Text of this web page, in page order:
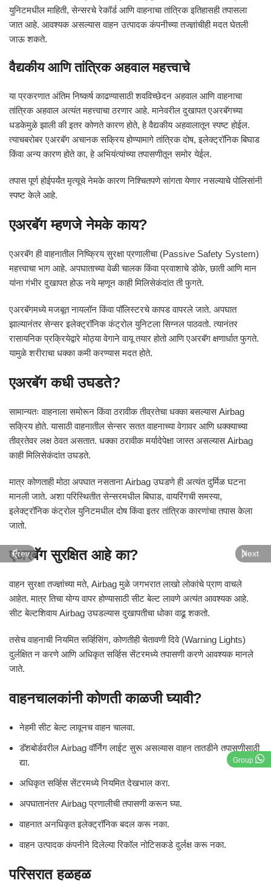
Group
युनिटमधील माहिती, सेन्सरचे रेकॉर्ड आणि वाहनाचा तांत्रिक इतिहासही तपासला
जात आहे. आवश्यक असल्यास वाहन उत्पादक कंपनीच्या तज्ज्ञांचीही मदत घेतली
जाऊ शकते.
वैद्यकीय आणि तांत्रिक अहवाल महत्त्वाचे
या प्रकरणात अंतिम निष्कर्ष काढण्यासाठी शवविच्छेदन अहवाल आणि वाहनाचा
तांत्रिक अहवाल अत्यंत महत्त्वाचा ठरणार आहे. मानेवरील दुखापत एअरबॅगच्या
धडकेमुळे झाली की इतर कोणते कारण होते, हे वैद्यकीय अहवालातून स्पष्ट होईल.
त्याचबरोबर एअरबॅग अचानक सक्रिय होण्यामागे तांत्रिक दोष, इलेक्ट्रॉनिक बिघाड
किंवा अन्य कारण होते का, हे अभियंत्यांच्या तपासणीतून समोर येईल.
तपास पूर्ण होईपर्यंत मृत्यूचे नेमके कारण निश्चितपणे सांगता येणार नसल्याचे पोलिसांनी
स्पष्ट केले आहे.
एअरबॅग म्हणजे नेमके काय?
एअरबॅग ही वाहनातील निष्क्रिय सुरक्षा प्रणालीचा (Passive Safety System)
महत्त्वाचा भाग आहे. अपघाताच्या वेळी चालक किंवा प्रवाशाचे डोके, छाती आणि मान
यांना गंभीर दुखापत होऊ नये म्हणून काही मिलिसेकंदांत ती फुगते.
एअरबॅगमध्ये मजबूत नायलॉन किंवा पॉलिस्टरचे कापड वापरले जाते. अपघात
झाल्यानंतर सेन्सर इलेक्ट्रॉनिक कंट्रोल युनिटला सिग्नल पाठवतो. त्यानंतर
रासायनिक प्रक्रियेद्वारे मोठ्या वेगाने वायू तयार होतो आणि एअरबॅग क्षणार्धात फुगते.
यामुळे शरीराचा धक्का कमी करण्यास मदत होते.
एअरबॅग कधी उघडते?
सामान्यतः वाहनाला समोरून किंवा ठरावीक तीव्रतेचा धक्का बसल्यास Airbag
सक्रिय होते. यासाठी वाहनातील सेन्सर सतत वाहनाच्या वेगावर आणि धक्क्याच्या
तीव्रतेवर लक्ष ठेवत असतात. धक्का ठरावीक मर्यादेपेक्षा जास्त असल्यास Airbag
काही मिलिसेकंदांत उघडते.
मात्र कोणताही मोठा अपघात नसताना Airbag उघडणे ही अत्यंत दुर्मिळ घटना
मानली जाते. अशा परिस्थितीत सेन्सरमधील बिघाड, वायरिंगची समस्या,
इलेक्ट्रॉनिक कंट्रोल युनिटमधील दोष किंवा इतर तांत्रिक कारणांचा तपास केला
जातो.
एअरबॅग सुरक्षित आहे का?
वाहन सुरक्षा तज्ज्ञांच्या मते, Airbag मुळे जगभरात लाखो लोकांचे प्राण वाचले
आहेत. मात्र तिचा योग्य वापर होण्यासाठी सीट बेल्ट लावणे अत्यंत आवश्यक आहे.
सीट बेल्टशिवाय Airbag उघडल्यास दुखापतीचा धोका वाढू शकतो.
तसेच वाहनाची नियमित सर्व्हिसिंग, कोणतीही चेतावणी दिवे (Warning Lights)
दुर्लक्षित न करणे आणि अधिकृत सर्व्हिस सेंटरमध्ये तपासणी करणे आवश्यक मानले
जाते.
वाहनचालकांनी कोणती काळजी घ्यावी?
नेहमी सीट बेल्ट लावूनच वाहन चालवा.
डॅशबोर्डवरील Airbag वॉर्निंग लाईट सुरू असल्यास वाहन तातडीने तपासणीसाठी
द्या.
अधिकृत सर्व्हिस सेंटरमध्ये नियमित देखभाल करा.
अपघातानंतर Airbag प्रणालीची तपासणी करून घ्या.
वाहनात अनधिकृत इलेक्ट्रॉनिक बदल करू नका.
वाहन उत्पादक कंपनीने दिलेल्या रिकॉल नोटिसकडे दुर्लक्ष करू नका.
परिसरात हळहळ
Prev Next